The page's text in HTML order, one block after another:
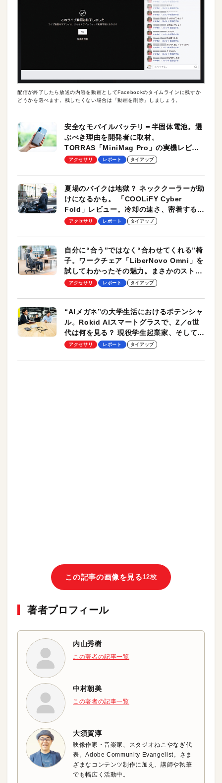
配信が終了したら放送の内容を動画としてFacebookのタイムラインに残すか
どうかを選べます。残したくない場合は「動画を削除」しましょう。
安全なモバイルバッテリ＝半固体電池。選
ぶべき理由を開発者に取材。
TORRAS「MiniMag Pro」の実機レビュ
ーも
アクセサリ レポート タイアップ
夏場のバイクは地獄？ ネッククーラーが助
けになるかも。 「COOLiFY Cyber
Fold」レビュー。冷却の速さ、密着する冷
却プレート、シンプルな操作性がグッド！
アクセサリ レポート タイアップ
自分に“合う”ではなく“合わせてくれる”椅
子。ワークチェア「LiberNovo Omni」を
試してわかったその魅力。まさかのストレ
ッチ機能も搭載
アクセサリ レポート タイアップ
“AIメガネ”の大学生活におけるポテンシャ
ル。Rokid AIスマートグラスで、Z／α世
代は何を見る？ 現役学生起業家、そして教
授による体験会レポート【PR】
アクセサリ レポート タイアップ
この記事の画像を見る12枚
著者プロフィール
内山秀樹
この著者の記事一覧
中村朝美
この著者の記事一覧
大須賀淳
映像作家・音楽家、スタジオねこやなぎ代
表。Adobe Community Evangelist。さま
ざまなコンテンツ制作に加え、講師や執筆
でも幅広く活動中。